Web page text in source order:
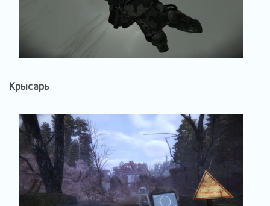
Крысарь